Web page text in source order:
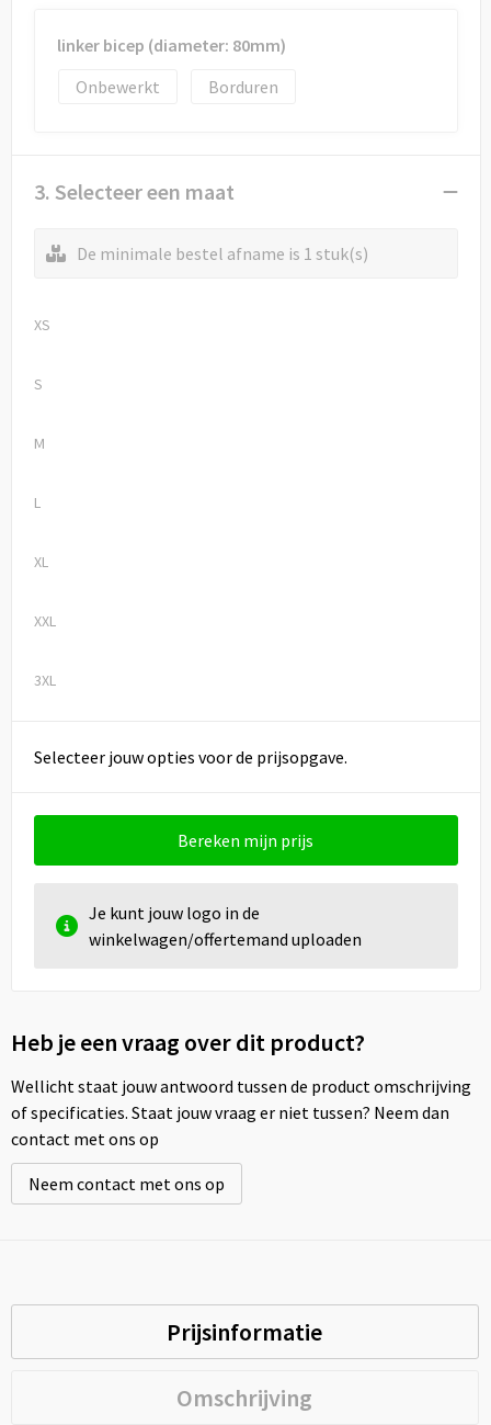
linker bicep (diameter: 80mm)
Onbewerkt
Borduren
3. Selecteer een maat
De minimale bestel afname is 1 stuk(s)
XS
S
M
L
XL
XXL
3XL
Selecteer jouw opties voor de prijsopgave.
Bereken mijn prijs
Je kunt jouw logo in de
winkelwagen/offertemand uploaden
Heb je een vraag over dit product?
Wellicht staat jouw antwoord tussen de product omschrijving
of specificaties. Staat jouw vraag er niet tussen? Neem dan
contact met ons op
Neem contact met ons op
Prijsinformatie
Omschrijving